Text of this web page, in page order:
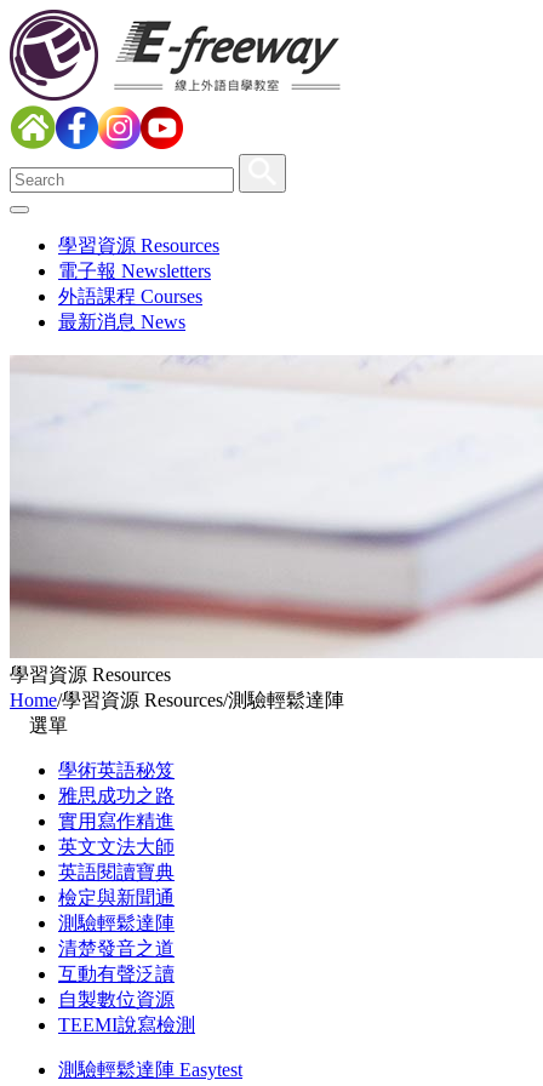
學習資源 Resources
電子報 Newsletters
外語課程 Courses
最新消息 News
學習資源 Resources
Home/學習資源 Resources/測驗輕鬆達陣
選單
學術英語秘笈
雅思成功之路
實用寫作精進
英文文法大師
英語閱讀寶典
檢定與新聞通
測驗輕鬆達陣
清楚發音之道
互動有聲泛讀
自製數位資源
TEEMI說寫檢測
測驗輕鬆達陣 Easytest